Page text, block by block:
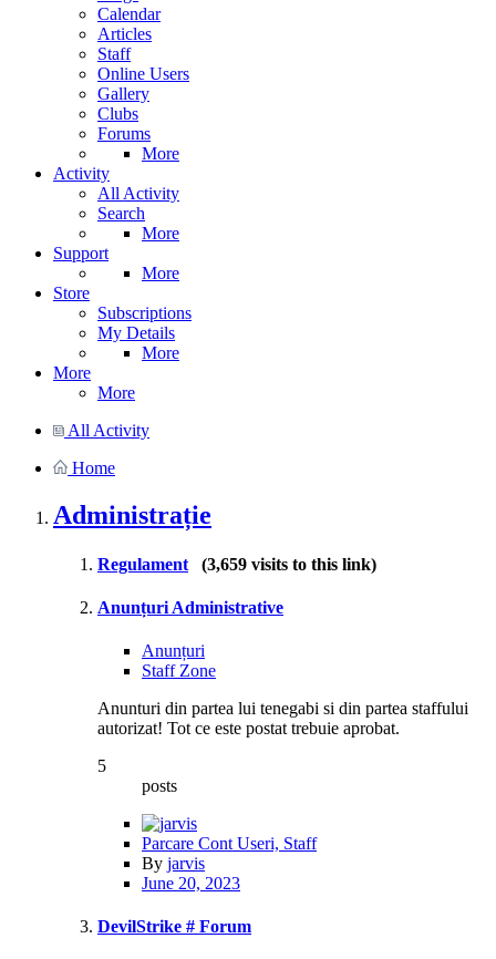
Calendar
Articles
Staff
Online Users
Gallery
Clubs
Forums
More
Activity
All Activity
Search
More
Support
More
Store
Subscriptions
My Details
More
More
More
All Activity
Home
Administrație
Regulament (3,659 visits to this link)
Anunțuri Administrative
Anunțuri
Staff Zone
Anunturi din partea lui tenegabi si din partea staffului
autorizat! Tot ce este postat trebuie aprobat.
5
posts
Parcare Cont Useri, Staff
By jarvis
June 20, 2023
DevilStrike # Forum